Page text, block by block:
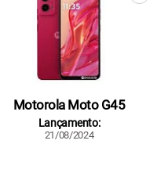
Motorola Moto G45
Lançamento:
21/08/2024